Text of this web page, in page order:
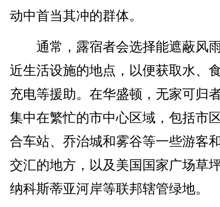
动中首当其冲的群体。
通常，露宿者会选择能遮蔽风
近生活设施的地点，以便获取水、
充电等援助。在华盛顿，无家可归
集中在繁忙的市中心区域，包括市
合车站、乔治城和雾谷等一些游客
交汇的地方，以及美国国家广场草
纳科斯蒂亚河岸等联邦辖管绿地。